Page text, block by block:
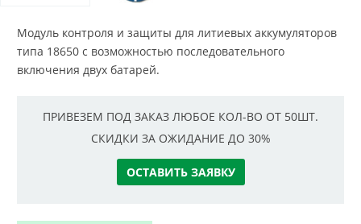
Модуль контроля и защиты для литиевых аккумуляторов
типа 18650 с возможностью последовательного
включения двух батарей.
ПРИВЕЗЕМ ПОД ЗАКАЗ ЛЮБОЕ КОЛ-ВО ОТ 50ШТ.
СКИДКИ ЗА ОЖИДАНИЕ ДО 30%
ОСТАВИТЬ ЗАЯВКУ